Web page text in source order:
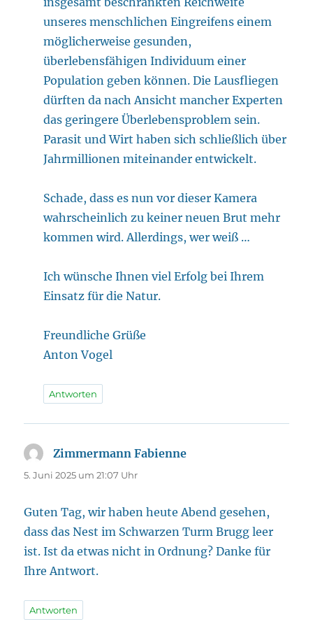
unseres menschlichen Eingreifens einem
möglicherweise gesunden,
überlebensfähigen Individuum einer
Population geben können. Die Lausfliegen
dürften da nach Ansicht mancher Experten
das geringere Überlebensproblem sein.
Parasit und Wirt haben sich schließlich über
Jahrmillionen miteinander entwickelt.
Schade, dass es nun vor dieser Kamera
wahrscheinlich zu keiner neuen Brut mehr
kommen wird. Allerdings, wer weiß …
Ich wünsche Ihnen viel Erfolg bei Ihrem
Einsatz für die Natur.
Freundliche Grüße
Anton Vogel
Antworten
Zimmermann Fabienne
5. Juni 2025 um 21:07 Uhr
Guten Tag, wir haben heute Abend gesehen,
dass das Nest im Schwarzen Turm Brugg leer
ist. Ist da etwas nicht in Ordnung? Danke für
Ihre Antwort.
Antworten